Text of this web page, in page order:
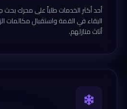
أحد أكثر الخدمات طلباً على محرك
البقاء في القمة واستقبال مكالمات
أثاث منازلهم.